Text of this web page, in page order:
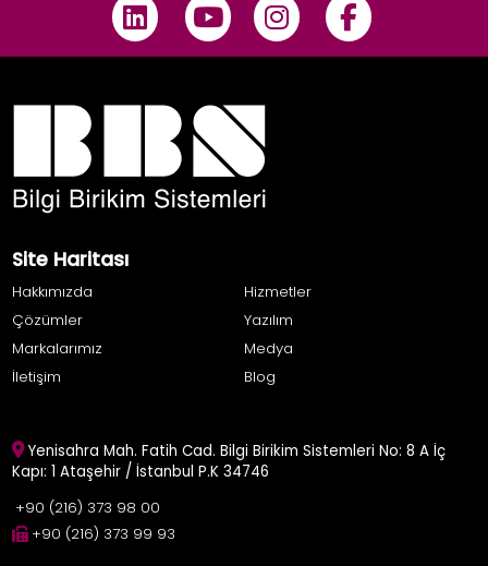
Site Haritası
Hakkımızda
Hizmetler
Çözümler
Yazılım
Markalarımız
Medya
İletişim
Blog
Yenisahra Mah. Fatih Cad. Bilgi Birikim Sistemleri No: 8 A İç
Kapı: 1 Ataşehir / İstanbul P.K 34746
+90 (216) 373 98 00
+90 (216) 373 99 93